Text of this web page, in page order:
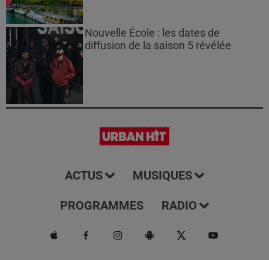
Nouvelle École : les dates de
diffusion de la saison 5 révélée
ACTUS MUSIQUES
PROGRAMMES RADIO